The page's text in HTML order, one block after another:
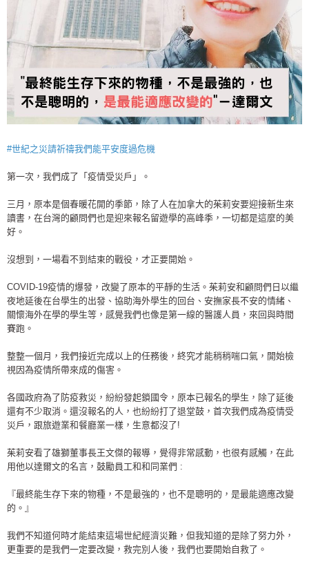
#世紀之災請祈禱我們能平安度過危機
第一次，我們成了「疫情受災戶」。
三月，原本是個春暖花開的季節，除了人在加拿大的茱莉安要迎接新生來
讀書，在台灣的顧問們也是迎來報名留遊學的高峰季，一切都是這麼的美
好。
沒想到，一場看不到結束的戰役，才正要開始。
COVID-19疫情的爆發，改變了原本的平靜的生活。茱莉安和顧問們日以繼
夜地延後在台學生的出發、協助海外學生的回台、安撫家長不安的情緒、
關懷海外在學的學生等，感覺我們也像是第一線的醫護人員，來回與時間
賽跑。
整整一個月，我們接近完成以上的任務後，終究才能稍稍喘口氣，開始檢
視因為疫情所帶來成的傷害。
各國政府為了防疫救災，紛紛發起鎖國令，原本已報名的學生，除了延後
還有不少取消。還沒報名的人，也紛紛打了退堂鼓，首次我們成為疫情受
災戶，跟旅遊業和餐廳業一樣，生意都沒了!
茱莉安看了雄獅董事長王文傑的報導，覺得非常感動，也很有感觸，在此
用他以達爾文的名言，鼓勵員工和和同業們 :
『最終能生存下來的物種，不是最強的，也不是聰明的，是最能適應改變
的。』
我們不知道何時才能結束這場世紀經濟災難，但我知道的是除了努力外，
更重要的是我們一定要改變，救完別人後，我們也要開始自救了。